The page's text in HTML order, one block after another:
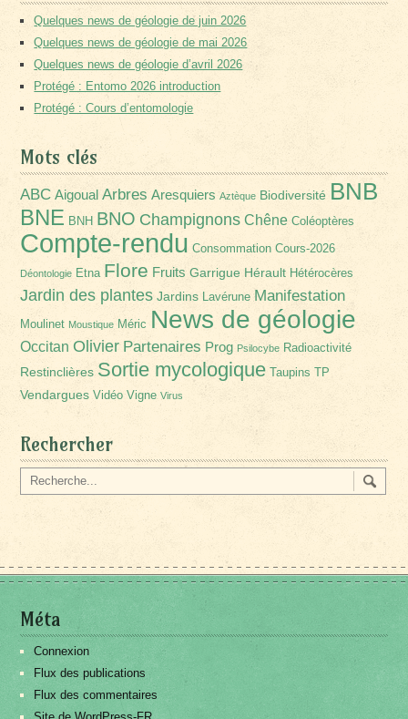
Quelques news de géologie de juin 2026
Quelques news de géologie de mai 2026
Quelques news de géologie d’avril 2026
Protégé : Entomo 2026 introduction
Protégé : Cours d’entomologie
Mots clés
ABC Aigoual Arbres Aresquiers Aztèque Biodiversité BNB
BNE BNH BNO Champignons Chêne Coléoptères
Compte-rendu Consommation Cours-2026
Déontologie Etna Flore Fruits Garrigue Hérault Hétérocères
Jardin des plantes Jardins Lavérune Manifestation
Moulinet Moustique Méric News de géologie
Occitan Olivier Partenaires Prog Psilocybe Radioactivité
Restinclières Sortie mycologique Taupins TP
Vendargues Vidéo Vigne Virus
Rechercher
Méta
Connexion
Flux des publications
Flux des commentaires